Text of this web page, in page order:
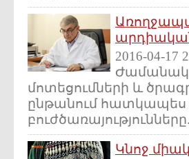
2016-04-17
մոտեցումների և
ընթանում հատկապես
Կնոջ